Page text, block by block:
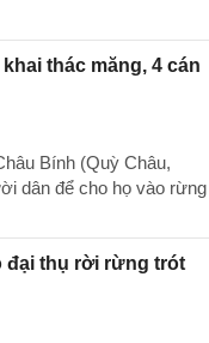
thác măng, 4 cán
Bính (Quỳ Châu,
dân để cho họ vào rừng
đại thụ rời rừng trót